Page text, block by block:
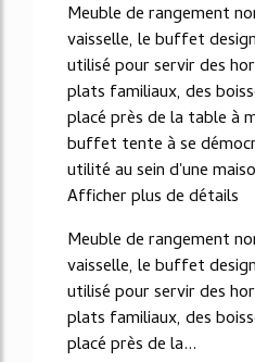
Meuble de rangement
vaisselle, le buffet
utilisé pour servir des
plats familiaux, des
placé près de la table à
buffet tente à se
utilité au sein d'une
Afficher plus de détails
Meuble de rangement
vaisselle, le buffet
utilisé pour servir des
plats familiaux, des
placé près de la...